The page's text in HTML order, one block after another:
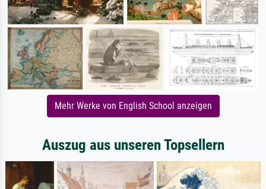
Mehr Werke von English School anzeigen
Auszug aus unseren Topsellern